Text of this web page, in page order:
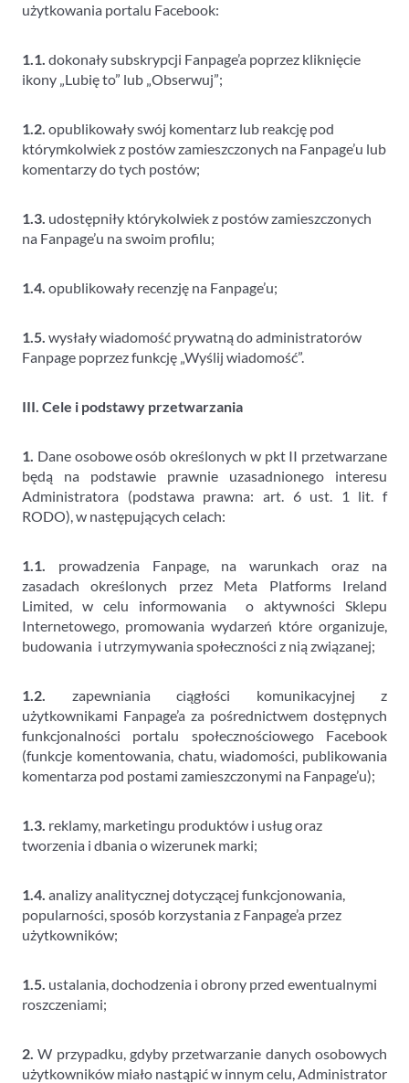
użytkowania portalu Facebook:
1.1. dokonały subskrypcji Fanpage’a poprzez kliknięcie
ikony „Lubię to” lub „Obserwuj”;
1.2. opublikowały swój komentarz lub reakcję pod
którymkolwiek z postów zamieszczonych na Fanpage’u lub
komentarzy do tych postów;
1.3. udostępniły którykolwiek z postów zamieszczonych
na Fanpage’u na swoim profilu;
1.4. opublikowały recenzję na Fanpage’u;
1.5. wysłały wiadomość prywatną do administratorów
Fanpage poprzez funkcję „Wyślij wiadomość”.
III. Cele i podstawy przetwarzania
1. Dane osobowe osób określonych w pkt II przetwarzane
będą na podstawie prawnie uzasadnionego interesu
Administratora (podstawa prawna: art. 6 ust. 1 lit. f
RODO), w następujących celach:
1.1. prowadzenia Fanpage, na warunkach oraz na
zasadach określonych przez Meta Platforms Ireland
Limited, w celu informowania o aktywności Sklepu
Internetowego, promowania wydarzeń które organizuje,
budowania i utrzymywania społeczności z nią związanej;
1.2. zapewniania ciągłości komunikacyjnej z
użytkownikami Fanpage’a za pośrednictwem dostępnych
funkcjonalności portalu społecznościowego Facebook
(funkcje komentowania, chatu, wiadomości, publikowania
komentarza pod postami zamieszczonymi na Fanpage’u);
1.3. reklamy, marketingu produktów i usług oraz
tworzenia i dbania o wizerunek marki;
1.4. analizy analitycznej dotyczącej funkcjonowania,
popularności, sposób korzystania z Fanpage’a przez
użytkowników;
1.5. ustalania, dochodzenia i obrony przed ewentualnymi
roszczeniami;
2. W przypadku, gdyby przetwarzanie danych osobowych
użytkowników miało nastąpić w innym celu, Administrator